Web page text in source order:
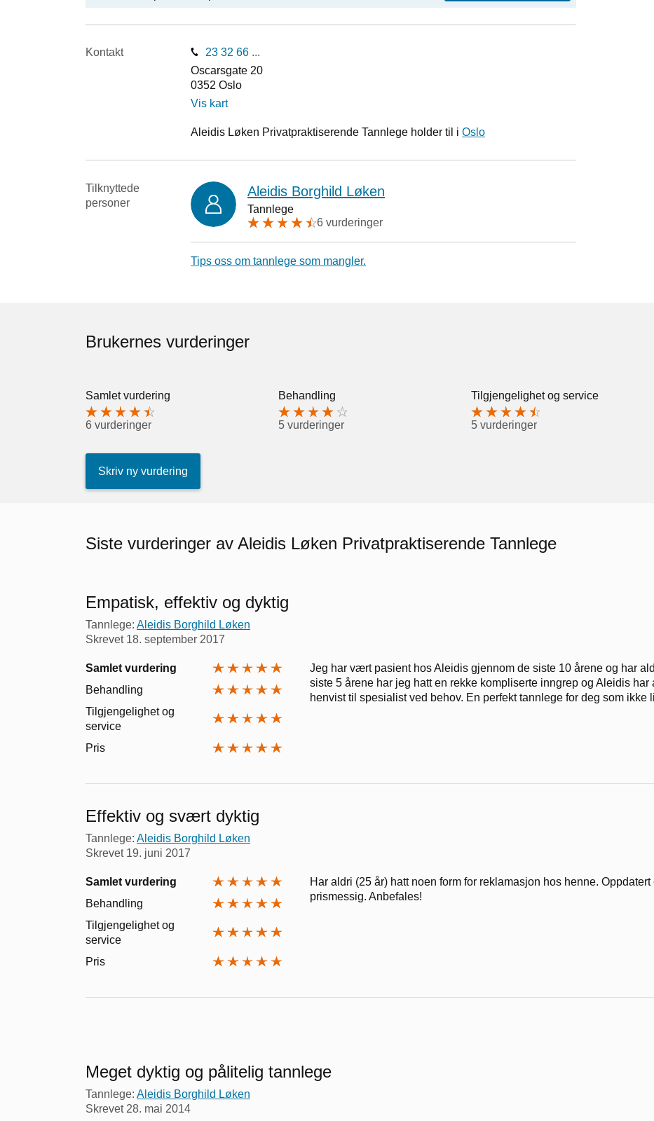
Kontakt
23 32 66 ...
Oscarsgate 20
0352 Oslo
Vis kart
Aleidis Løken Privatpraktiserende Tannlege holder til i Oslo
Tilknyttede
personer
Aleidis Borghild Løken
Tannlege
6 vurderinger
Tips oss om tannlege som mangler.
Brukernes vurderinger
Samlet vurdering
6 vurderinger
Behandling
5 vurderinger
Tilgjengelighet og service
5 vurderinger
Skriv ny vurdering
Siste vurderinger av Aleidis Løken Privatpraktiserende Tannlege
Empatisk, effektiv og dyktig
Tannlege: Aleidis Borghild Løken
Skrevet 18. september 2017
Samlet vurdering
Behandling
Tilgjengelighet og
service
Pris
Jeg har vært pasient hos Aleidis gjennom de siste 10 årene og har
siste 5 årene har jeg hatt en rekke kompliserte inngrep og Aleidis
henvist til spesialist ved behov. En perfekt tannlege for deg som ikke
Effektiv og svært dyktig
Tannlege: Aleidis Borghild Løken
Skrevet 19. juni 2017
Samlet vurdering
Behandling
Tilgjengelighet og
service
Pris
Har aldri (25 år) hatt noen form for reklamasjon hos henne.
prismessig. Anbefales!
Meget dyktig og pålitelig tannlege
Tannlege: Aleidis Borghild Løken
Skrevet 28. mai 2014